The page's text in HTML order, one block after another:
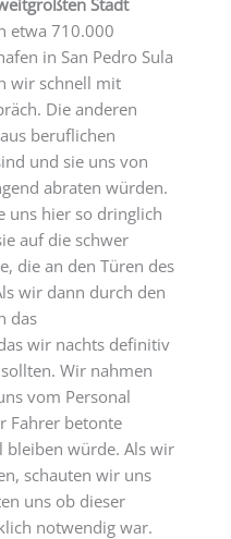
etwa 710.000
in San Pedro Sula
wir schnell mit
Die anderen
beruflichen
und sie uns von
abraten würden.
uns hier so dringlich
auf die schwer
die an den Türen des
wir dann durch den
das
wir nachts definitiv
Wir nahmen
vom Personal
Fahrer betonte
bleiben würde. Als wir
schauten wir uns
uns ob dieser
notwendig war.